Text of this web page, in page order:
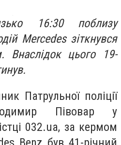
16:30 поблизу
Mercedes зіткнувся
Внаслідок цього 19-
Патрульної поліції
Півовар у
032.ua, за кермом